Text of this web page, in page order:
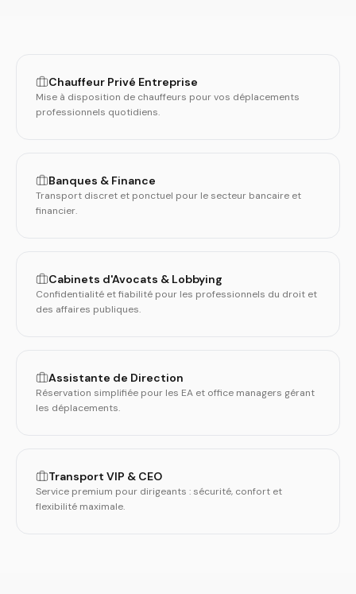
Chauffeur Privé Entreprise
Mise à disposition de chauffeurs pour vos déplacements
professionnels quotidiens.
Banques & Finance
Transport discret et ponctuel pour le secteur bancaire et
financier.
Cabinets d'Avocats & Lobbying
Confidentialité et fiabilité pour les professionnels du droit et
des affaires publiques.
Assistante de Direction
Réservation simplifiée pour les EA et office managers gérant
les déplacements.
Transport VIP & CEO
Service premium pour dirigeants : sécurité, confort et
flexibilité maximale.